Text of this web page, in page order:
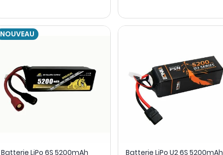
NOUVEAU
Batterie LiPo 6S 5200mAh
Batterie LiPo U2 6S 5200mAh